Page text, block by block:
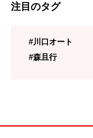
注目のタグ
#川口オート
#森且行